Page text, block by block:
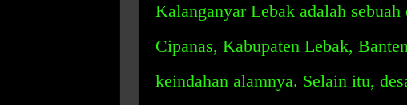
Kalanganyar Lebak adalah
Cipanas, Kabupaten Lebak,
keindahan alamnya. Selain itu,